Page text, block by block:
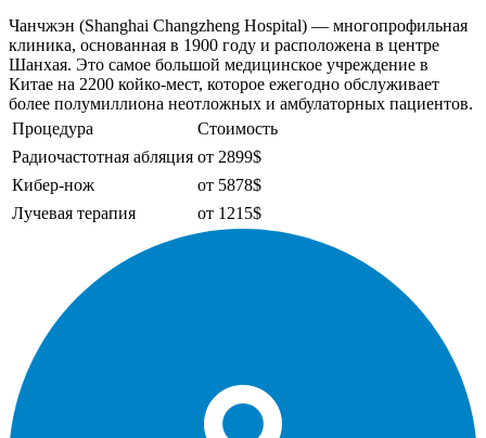
Чанчжэн (Shanghai Changzheng Hospital) — многопрофильная
клиника, основанная в 1900 году и расположена в центре
Шанхая. Это самое большой медицинское учреждение в
Китае на 2200 койко-мест, которое ежегодно обслуживает
более полумиллиона неотложных и амбулаторных пациентов.
Процедура
Стоимость
Радиочастотная абляция от 2899$
Кибер-нож
от 5878$
Лучевая терапия
от 1215$